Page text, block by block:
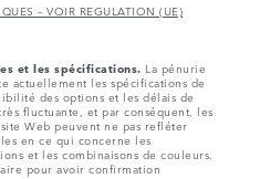
– VOIR REGULATION (UE)
et les spécifications. La pénurie
actuellement les spécifications de
des options et les délais de
fluctuante, et par conséquent, les
Web peuvent ne pas refléter
en ce qui concerne les
et les combinaisons de couleurs.
pour avoir confirmation